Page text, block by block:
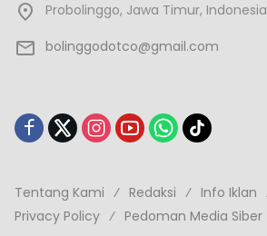
Probolinggo, Jawa Timur, Indonesia
bolinggodotco@gmail.com
Tentang Kami Redaksi Info Iklan
Privacy Policy
Pedoman Media Siber